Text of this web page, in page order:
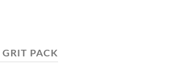
GRIT PACK